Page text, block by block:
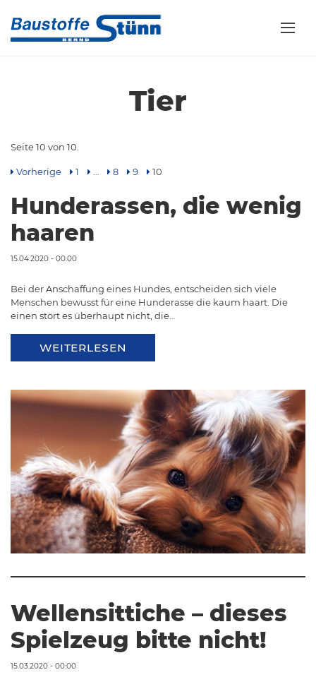
Tier
Seite 10 von 10.
Vorherige 1 8 9 10
Hunderassen, die wenig
haaren
15.04.2020 - 00:00
Bei der Anschaffung eines Hundes, entscheiden sich viele
Menschen bewusst für eine Hunderasse die kaum haart. Die
einen stört es überhaupt nicht, die…
WEITERLESEN
Wellensittiche – dieses
Spielzeug bitte nicht!
15.03.2020 - 00:00